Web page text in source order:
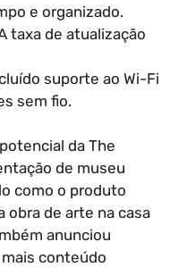
e organizado.
taxa de atualização
suporte ao Wi-Fi
sem fio.
da The
de museu
como o produto
obra de arte na casa
anunciou
conteúdo